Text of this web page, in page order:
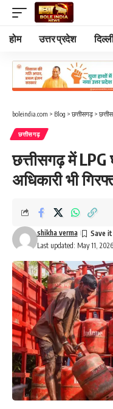
होम उत्तर प्रदेश
boleindia.com > Blog > छत्तीसगढ़ >
छत्तीसगढ़
छत्तीसगढ़ में LPG
अधिकारी भी
Last updated: May 11,
shikha verma